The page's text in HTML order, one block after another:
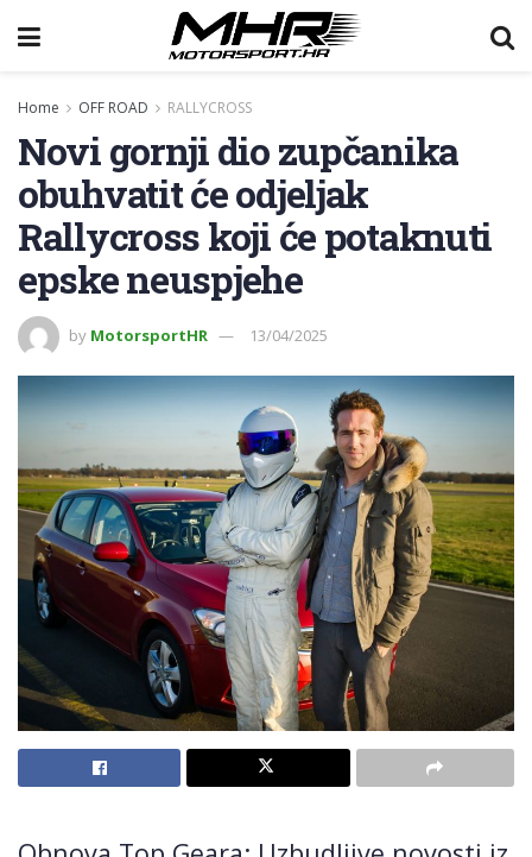
Home OFF ROAD RALLYCROSS
Novi gornji dio zupčanika
obuhvatit će odjeljak
Rallycross koji će potaknuti
epske neuspjehe
by MotorsportHR 13/04/2025